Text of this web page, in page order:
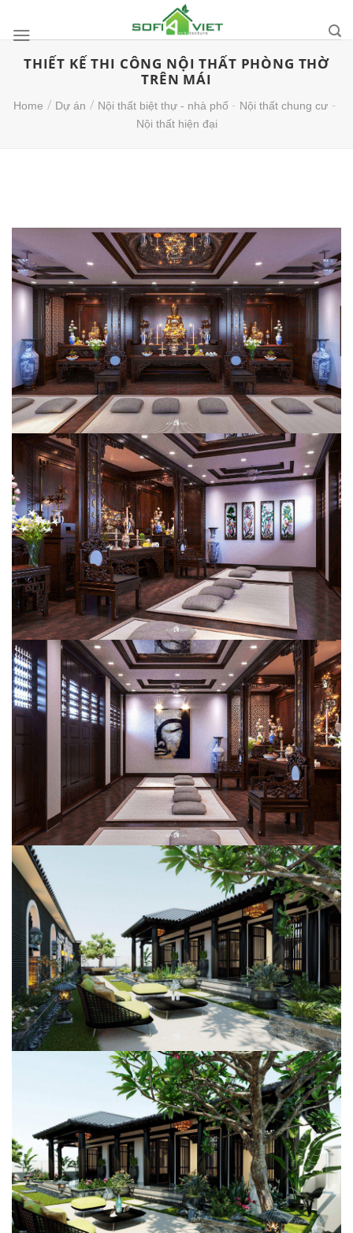
content
THIẾT KẾ THI CÔNG NỘI THẤT PHÒNG THỜ
TRÊN MÁI
Home / Dự án / Nội thất biệt thự - nhà phố - Nội thất chung cư -
Nội thất hiện đại